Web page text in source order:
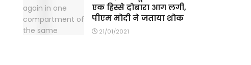
एक हिस्से दोबारा आग लगी,
पीएम मोदी ने जताया शोक
21/01/2021